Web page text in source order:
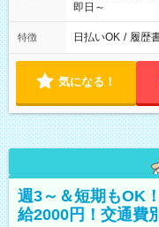
即日～
特徴 日払いOK / 履歴
気になる！
週3～＆短期もOK
給2000円！交通費